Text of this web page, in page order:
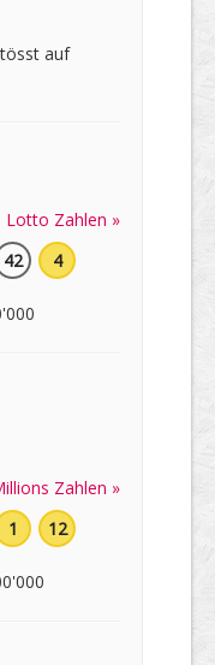
auf
Lotto Zahlen »
42 4
Zahlen »
1 12